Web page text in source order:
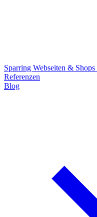
Sparring Webseiten & Shops
Referenzen
Blog